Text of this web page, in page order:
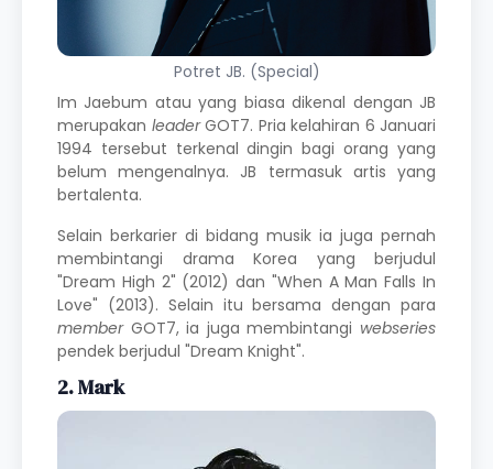
Potret JB. (Special)
Im Jaebum atau yang biasa dikenal dengan JB
merupakan leaderGOT7. Pria kelahiran 6 Januari
1994 tersebut terkenal dingin bagi orang yang
belum mengenalnya. JB termasuk artis yang
bertalenta.
Selain berkarier di bidang musik ia juga pernah
membintangi drama Korea yang berjudul
"Dream High 2" (2012) dan "When A Man Falls In
Love" (2013). Selain itu bersama dengan para
member GOT7, ia juga membintangi webseries
pendek berjudul "Dream Knight".
2. Mark